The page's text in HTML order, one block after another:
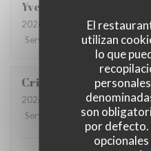
El
utilizan
lo que
son
por
Yves Noël
2026-08-07
- 12:30 -
Servicio
Ambiente : 5/5
Cristelle
2026-08-04
- 19:30 - Invitados
Servicio
Ambiente: 5/5